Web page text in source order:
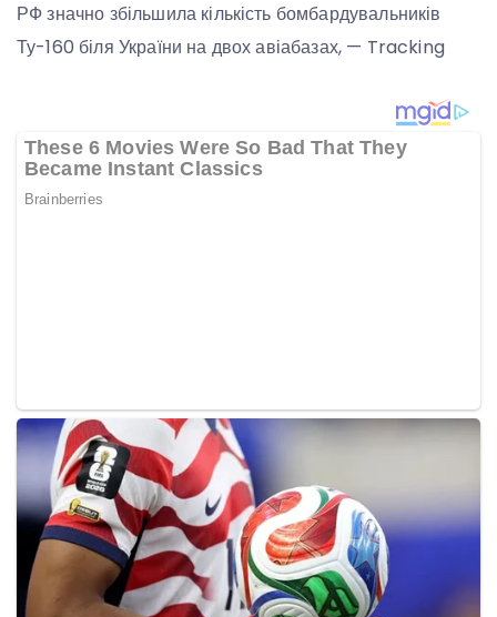
РФ значно збільшила кількість бомбардувальників
Ту-160 біля України на двох авіабазах, — Tracking